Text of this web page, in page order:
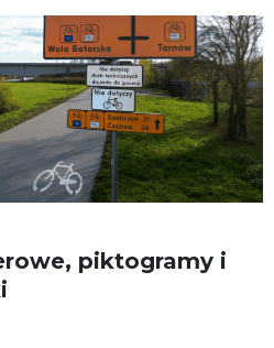
piktogramy i